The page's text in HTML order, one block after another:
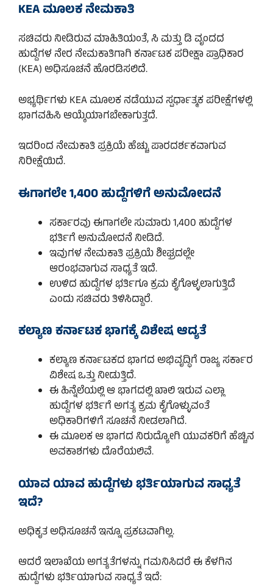
KEA ಮೂಲಕ ನೇಮಕಾತಿ
ಸಚಿವರು ನೀಡಿರುವ ಮಾಹಿತಿಯಂತೆ, ಸಿ ಮತ್ತು ಡಿ ವೃಂದದ
ಹುದ್ದೆಗಳ ನೇರ ನೇಮಕಾತಿಗಾಗಿ ಕರ್ನಾಟಕ ಪರೀಕ್ಷಾ ಪ್ರಾಧಿಕಾರ
(KEA) ಅಧಿಸೂಚನೆ ಹೊರಡಿಸಲಿದೆ.
ಅಭ್ಯರ್ಥಿಗಳು KEA ಮೂಲಕ ನಡೆಯುವ ಸ್ಪರ್ಧಾತ್ಮಕ ಪರೀಕ್ಷೆಗಳಲ್ಲಿ
ಭಾಗವಹಿಸಿ ಆಯ್ಕೆಯಾಗಬೇಕಾಗುತ್ತದೆ.
ಇದರಿಂದ ನೇಮಕಾತಿ ಪ್ರಕ್ರಿಯೆ ಹೆಚ್ಚು ಪಾರದರ್ಶಕವಾಗುವ
ನಿರೀಕ್ಷೆಯಿದೆ.
ಈಗಾಗಲೇ 1,400 ಹುದ್ದೆಗಳಿಗೆ ಅನುಮೋದನೆ
ಸರ್ಕಾರವು ಈಗಾಗಲೇ ಸುಮಾರು 1,400 ಹುದ್ದೆಗಳ
ಭರ್ತಿಗೆ ಅನುಮೋದನೆ ನೀಡಿದೆ.
ಇವುಗಳ ನೇಮಕಾತಿ ಪ್ರಕ್ರಿಯೆ ಶೀಘ್ರದಲ್ಲೇ
ಆರಂಭವಾಗುವ ಸಾಧ್ಯತೆ ಇದೆ.
ಉಳಿದ ಹುದ್ದೆಗಳ ಭರ್ತಿಗೂ ಕ್ರಮ ಕೈಗೊಳ್ಳಲಾಗುತ್ತಿದೆ
ಎಂದು ಸಚಿವರು ತಿಳಿಸಿದ್ದಾರೆ.
ಕಲ್ಯಾಣ ಕರ್ನಾಟಕ ಭಾಗಕ್ಕೆ ವಿಶೇಷ ಆದ್ಯತೆ
ಕಲ್ಯಾಣ ಕರ್ನಾಟಕದ ಭಾಗದ ಅಭಿವೃದ್ಧಿಗೆ ರಾಜ್ಯ ಸರ್ಕಾರ
ವಿಶೇಷ ಒತ್ತು ನೀಡುತ್ತಿದೆ.
ಈ ಹಿನ್ನೆಲೆಯಲ್ಲಿ ಆ ಭಾಗದಲ್ಲಿ ಖಾಲಿ ಇರುವ ಎಲ್ಲಾ
ಹುದ್ದೆಗಳ ಭರ್ತಿಗೆ ಅಗತ್ಯ ಕ್ರಮ ಕೈಗೊಳ್ಳುವಂತೆ
ಅಧಿಕಾರಿಗಳಿಗೆ ಸೂಚನೆ ನೀಡಲಾಗಿದೆ.
ಈ ಮೂಲಕ ಆ ಭಾಗದ ನಿರುದ್ಯೋಗಿ ಯುವಕರಿಗೆ ಹೆಚ್ಚಿನ
ಅವಕಾಶಗಳು ದೊರೆಯಲಿವೆ.
ಯಾವ ಯಾವ ಹುದ್ದೆಗಳು ಭರ್ತಿಯಾಗುವ ಸಾಧ್ಯತೆ
ಇದೆ?
ಅಧಿಕೃತ ಅಧಿಸೂಚನೆ ಇನ್ನೂ ಪ್ರಕಟವಾಗಿಲ್ಲ.
ಆದರೆ ಇಲಾಖೆಯ ಅಗತ್ಯತೆಗಳನ್ನು ಗಮನಿಸಿದರೆ ಈ ಕೆಳಗಿನ
ಹುದ್ದೆಗಳು ಭರ್ತಿಯಾಗುವ ಸಾಧ್ಯತೆ ಇದೆ: